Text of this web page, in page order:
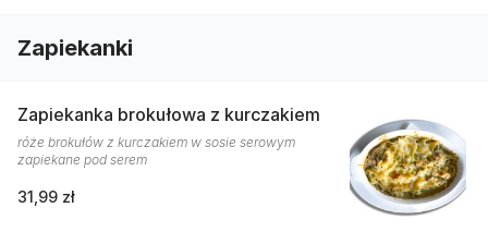
Zapiekanki
Zapiekanka brokułowa z kurczakiem
róże brokułów z kurczakiem w sosie serowym
zapiekane pod serem
31,99 zł